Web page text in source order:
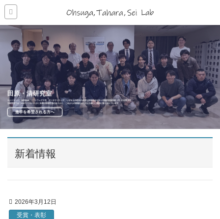
田原・清研究室
エージェント、知的Web、ソフトウェア工学、データマイニング 、いずれも21世紀の高度な情報社会を担う先進的情報技術（IT）の分野です
当研究室ではこの4テーマをベースに未来の情報社会のありかた、これからの情報社会を支える新しい技術に取り組んでいます
進学を希望される方へ
新着情報
2026年3月12日
受賞・表彰